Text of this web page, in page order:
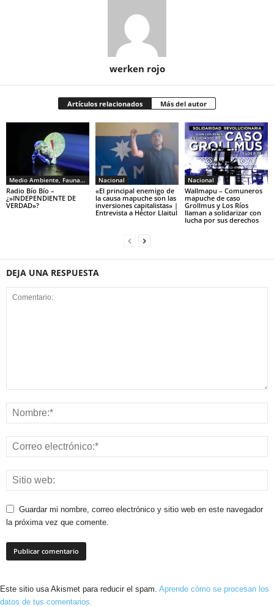
werken rojo
Artículos relacionados Más del autor
Medio Ambiente, Fauna y Sociedad
Radio Bío Bío –
¿»INDEPENDIENTE DE
VERDAD»?
Nacional
«El principal enemigo de
la causa mapuche son las
inversiones capitalistas» |
Entrevista a Héctor Llaitul
Nacional
Wallmapu – Comuneros
mapuche de caso
Grollmus y Los Ríos
llaman a solidarizar con
lucha por sus derechos
DEJA UNA RESPUESTA
Guardar mi nombre, correo electrónico y sitio web en este navegador
la próxima vez que comente.
Este sitio usa Akismet para reducir el spam. Aprende cómo se procesan los
datos de tus comentarios.